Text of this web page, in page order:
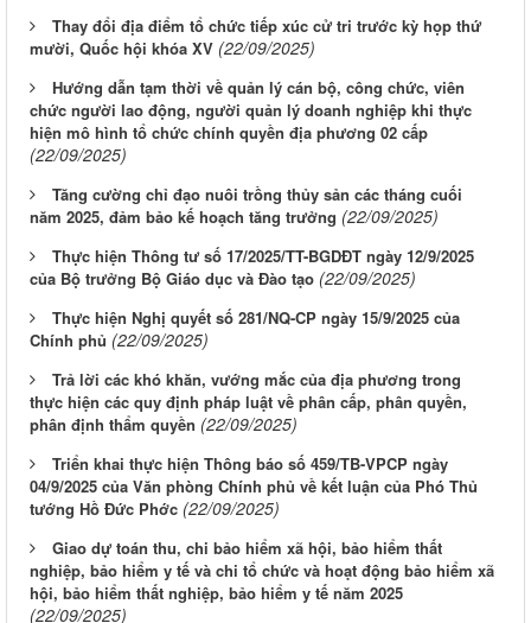
Thay đổi địa điểm tổ chức tiếp xúc cử tri trước kỳ họp thứ
mười, Quốc hội khóa XV (22/09/2025)
Hướng dẫn tạm thời về quản lý cán bộ, công chức, viên
chức người lao động, người quản lý doanh nghiệp khi thực
hiện mô hình tổ chức chính quyền địa phương 02 cấp
(22/09/2025)
Tăng cường chỉ đạo nuôi trồng thủy sản các tháng cuối
năm 2025, đảm bảo kế hoạch tăng trưởng (22/09/2025)
Thực hiện Thông tư số 17/2025/TT-BGDĐT ngày 12/9/2025
của Bộ trưởng Bộ Giáo dục và Đào tạo (22/09/2025)
Thực hiện Nghị quyết số 281/NQ-CP ngày 15/9/2025 của
Chính phủ (22/09/2025)
Trả lời các khó khăn, vướng mắc của địa phương trong
thực hiện các quy định pháp luật về phân cấp, phân quyền,
phân định thẩm quyền (22/09/2025)
Triển khai thực hiện Thông báo số 459/TB-VPCP ngày
04/9/2025 của Văn phòng Chính phủ về kết luận của Phó Thủ
tướng Hồ Đức Phớc (22/09/2025)
Giao dự toán thu, chi bảo hiểm xã hội, bảo hiểm thất
nghiệp, bảo hiểm y tế và chi tổ chức và hoạt động bảo hiểm xã
hội, bảo hiểm thất nghiệp, bảo hiểm y tế năm 2025
(22/09/2025)